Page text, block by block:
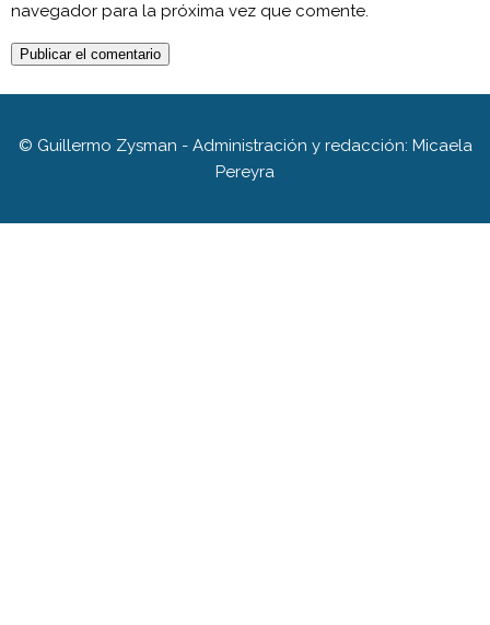
navegador para la próxima vez que comente.
© Guillermo Zysman - Administración y redacción: Micaela
Pereyra